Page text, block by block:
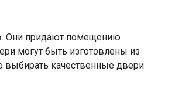
Они придают помещению
могут быть изготовлены из
выбирать качественные двери